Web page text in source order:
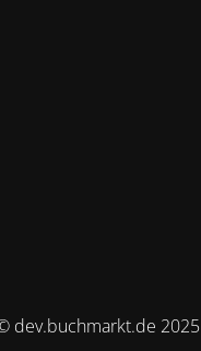
dev.buchmarkt.de 2025